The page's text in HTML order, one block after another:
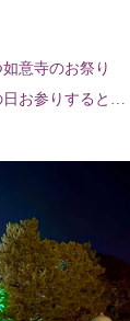
意寺のお祭り
お参りすると、